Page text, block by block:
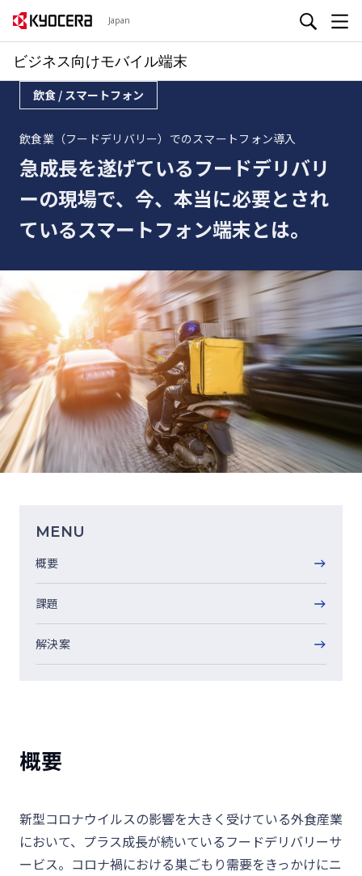
Japan
ビジネス向けモバイル端末
飲食 / スマートフォン
飲食業（フードデリバリー）でのスマートフォン導入
急成長を遂げているフードデリバリ
ーの現場で、今、本当に必要とされ
ているスマートフォン端末とは。
MENU
概要
課題
解決案
概要
新型コロナウイルスの影響を大きく受けている外食産業
において、プラス成長が続いているフードデリバリーサ
ービス。コロナ禍における巣ごもり需要をきっかけにニ